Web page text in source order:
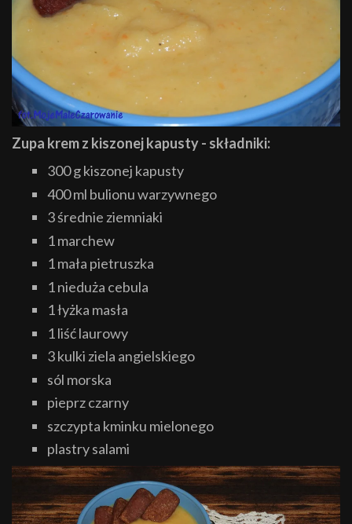
Zupa krem z kiszonej kapusty - składniki:
300 g kiszonej kapusty
400 ml bulionu warzywnego
3 średnie ziemniaki
1 marchew
1 mała pietruszka
1 nieduża cebula
1 łyżka masła
1 liść laurowy
3 kulki ziela angielskiego
sól morska
pieprz czarny
szczypta kminku mielonego
plastry salami